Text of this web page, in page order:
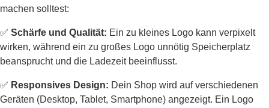
machen solltest:
✅ Schärfe und Qualität: Ein zu kleines Logo kann verpixelt
wirken, während ein zu großes Logo unnötig Speicherplatz
beansprucht und die Ladezeit beeinflusst.
✅ Responsives Design: Dein Shop wird auf verschiedenen
Geräten (Desktop, Tablet, Smartphone) angezeigt. Ein Logo